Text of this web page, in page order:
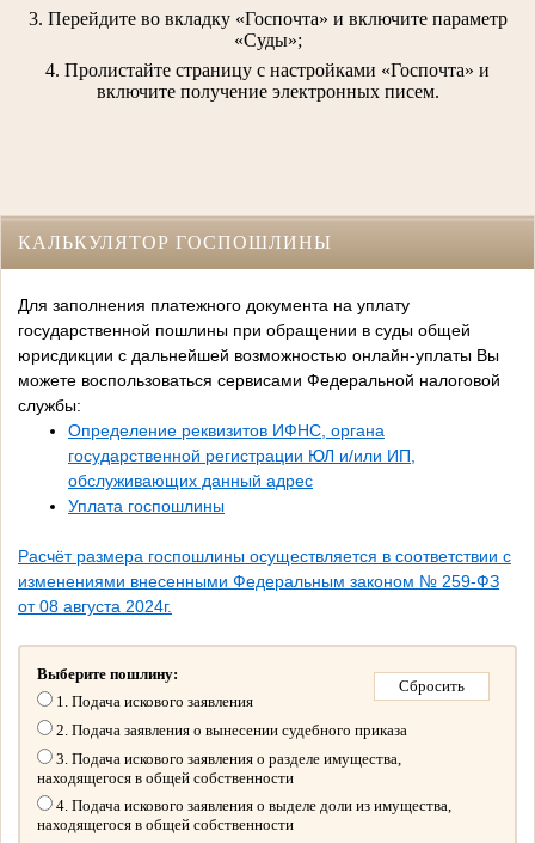
3. Перейдите во вкладку «Госпочта» и включите параметр
«Суды»;
4. Пролистайте страницу с настройками «Госпочта» и
включите получение электронных писем.
КАЛЬКУЛЯТОР ГОСПОШЛИНЫ
Для заполнения платежного документа на уплату
государственной пошлины при обращении в суды общей
юрисдикции с дальнейшей возможностью онлайн-уплаты Вы
можете воспользоваться сервисами Федеральной налоговой
службы:
Определение реквизитов ИФНС, органа
государственной регистрации ЮЛ и/или ИП,
обслуживающих данный адрес
Уплата госпошлины
Расчёт размера госпошлины осуществляется в соответствии с
изменениями внесенными Федеральным законом № 259-ФЗ
от 08 августа 2024г.
Выберите пошлину:
1. Подача искового заявления
2. Подача заявления о вынесении судебного приказа
3. Подача искового заявления о разделе имущества,
находящегося в общей собственности
4. Подача искового заявления о выделе доли из имущества,
находящегося в общей собственности